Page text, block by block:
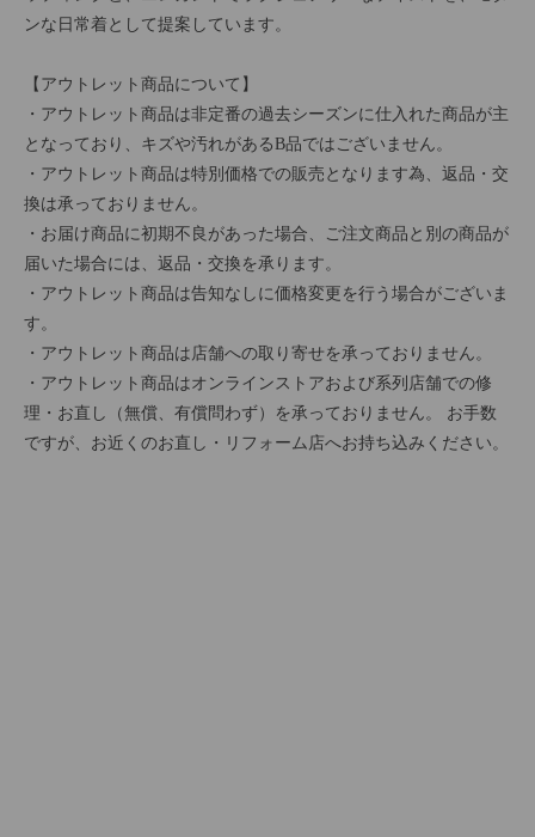
ンな日常着として提案しています。
【アウトレット商品について】
・アウトレット商品は非定番の過去シーズンに仕入れた商品が主
となっており、キズや汚れがあるB品ではございません。
・アウトレット商品は特別価格での販売となります為、返品・交
換は承っておりません。
・お届け商品に初期不良があった場合、ご注文商品と別の商品が
届いた場合には、返品・交換を承ります。
・アウトレット商品は告知なしに価格変更を行う場合がございま
す。
・アウトレット商品は店舗への取り寄せを承っておりません。
・アウトレット商品はオンラインストアおよび系列店舗での修
理・お直し（無償、有償問わず）を承っておりません。 お手数
ですが、お近くのお直し・リフォーム店へお持ち込みください。